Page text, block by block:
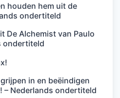
houden hem uit de
ondertiteld
De Alchemist van Paulo
ondertiteld
in en beëindigen
– Nederlands ondertiteld